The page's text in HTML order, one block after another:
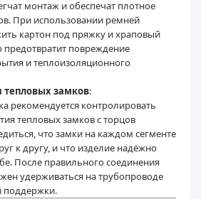
монтаж и обеспечат плотное
При использовании ремней
картон под пряжку и храповый
повреждение
и теплоизоляционного
тепловых замков:
рекомендуется контролировать
тепловых замков с торцов
что замки на каждом сегменте
к другу, и что изделие надёжно
После правильного соединения
удерживаться на трубопроводе
поддержки.